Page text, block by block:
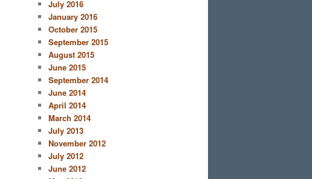
July 2016
January 2016
October 2015
September 2015
August 2015
June 2015
September 2014
June 2014
April 2014
March 2014
July 2013
November 2012
July 2012
June 2012